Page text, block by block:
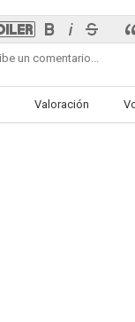
--
Valoración